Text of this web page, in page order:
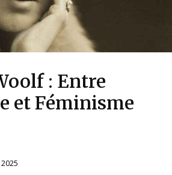
: Entre
et Féminisme